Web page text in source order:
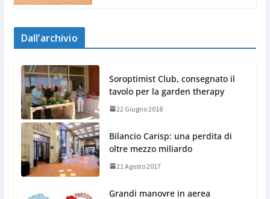
Dall’archivio
Soroptimist Club, consegnato il
tavolo per la garden therapy
22 Giugno 2018
Bilancio Carisp: una perdita di
oltre mezzo miliardo
21 Agosto 2017
Grandi manovre in aerea